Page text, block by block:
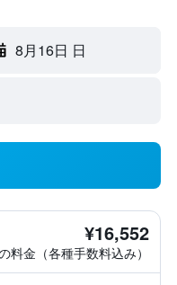
8月16日 日
¥16,552
料金（各種手数料込み）